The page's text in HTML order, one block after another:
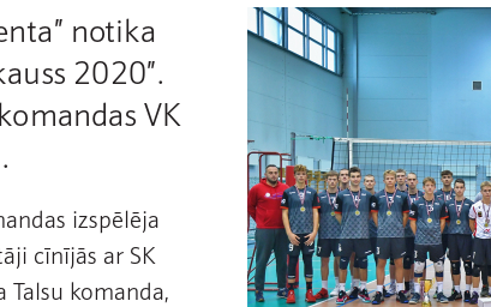
notika
2020”.
VK
izspēlēja
cīnījās ar SK
komanda,